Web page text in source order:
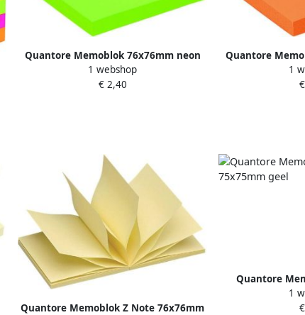
Quantore Memoblok 76x76mm neon
groen 100 vel
1 webshop
€ 2,40
Quantore
1
Quantore Memoblok Z Note 76x76mm
Quantore
1